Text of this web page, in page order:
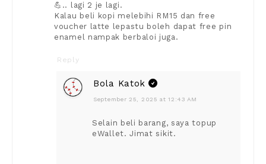
💪.. lagi 2 je lagi.
Kalau beli kopi melebihi RM15 dan free
voucher latte lepastu boleh dapat free pin
enamel nampak berbaloi juga.
Reply
Bola Katok
September 25, 2025 at 12:43 AM
Selain beli barang, saya topup
eWallet. Jimat sikit.